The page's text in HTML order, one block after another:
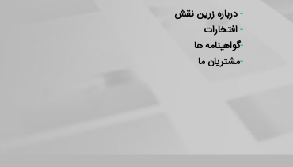
-درباره زرین نقش
-افتخارات
-گواهینامه ها
-مشتریان ما